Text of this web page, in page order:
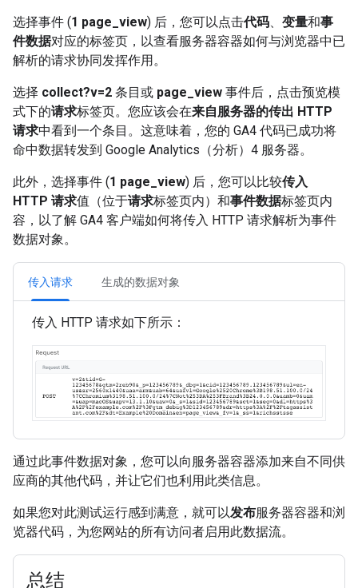
选择事件 (1 page_view) 后，您可以点击代码 变量和事
件数据对应的标签页，以查看服务器容器如何与浏览器中已
解析的请求协同发挥作用。
选择 collect?v=2 条目或 page_view 事件后，点击预览模
式下的请求标签页。您应该会在来自服务器的传出 HTTP
请求中看到一个条目。这意味着，您的 GA4 代码已成功将
命中数据转发到 Google Analytics（分析）4 服务器。
此外，选择事件 (1 page_view) 后，您可以比较传入
HTTP 请求值（位于请求标签页内）和事件数据标签页内
容，以了解 GA4 客户端如何将传入 HTTP 请求解析为事件
数据对象。
传入请求 生成的数据对象
传入 HTTP 请求如下所示：
通过此事件数据对象，您可以向服务器容器添加来自不同供
应商的其他代码，并让它们也利用此类信息。
如果您对此测试运行感到满意，就可以发布服务器容器和浏
览器代码，为您网站的所有访问者启用此数据流。
总结